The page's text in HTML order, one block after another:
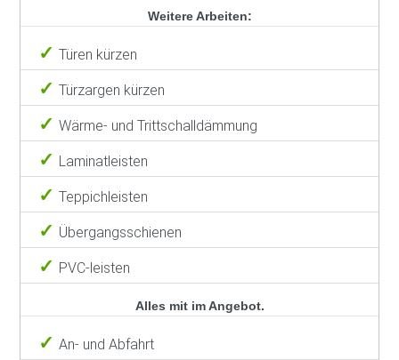
Weitere Arbeiten:
Türen kürzen
Türzargen kürzen
Wärme- und Trittschalldämmung
Laminatleisten
Teppichleisten
Übergangsschienen
PVC-leisten
Alles mit im Angebot.
An- und Abfahrt